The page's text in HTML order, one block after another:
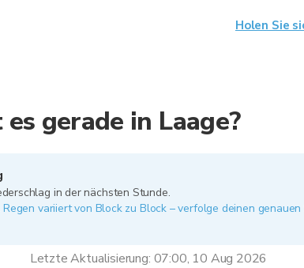
es gerade in Laage?
in der nächsten Stunde.
Regen variiert von Block zu Block – verfolge deinen
Letzte Aktualisierung: 07:00, 10 Aug 2026
Holen Sie